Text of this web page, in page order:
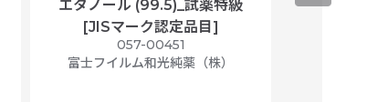
エタノール (99.5)_試薬特級
[JISマーク認定品目]
057-00451
富士フイルム和光純薬（株）
アセトニト